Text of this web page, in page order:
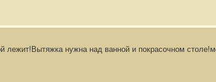
лежит!Вытяжка нужна над ванной и покрасочном